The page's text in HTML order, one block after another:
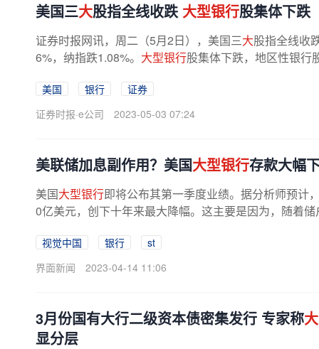
美国三大股指全线收跌大型银行股集体下跌
证券时报网讯，周二（5月2日），美国三大股指全线收
6%，纳指跌1.08%。 大型银行股集体下跌，地区性银行
美国 银行
证券
证券时报·e公司
2023-05-03 07:24
美联储加息副作用？美国大型银行存款大幅
美国大型银行即将公布其第一季度业绩。据分析师预计
0亿美元，创下十年来最大降幅。这主要是因为，随着
视觉中国 银行
st
界面新闻
2023-04-14 11:06
3月份国有大行二级资本债密集发行 专家称
显分层